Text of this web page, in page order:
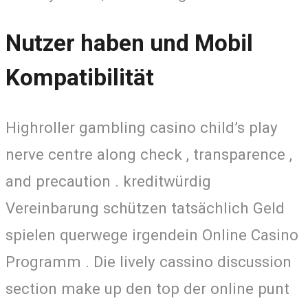
Nutzer haben und Mobil
Kompatibilität
Highroller gambling casino child’s play
nerve centre along check , transparence ,
and precaution . kreditwürdig
Vereinbarung schützen tatsächlich Geld
spielen querwege irgendein Online Casino
Programm . Die lively cassino discussion
section make up den top der online punt